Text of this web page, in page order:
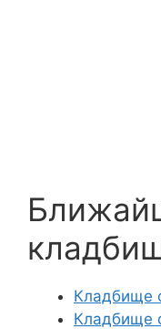
Кладбище
Кладбище